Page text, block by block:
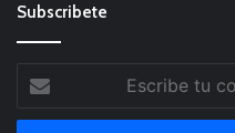
Subscribete
Escribe
tu
correo